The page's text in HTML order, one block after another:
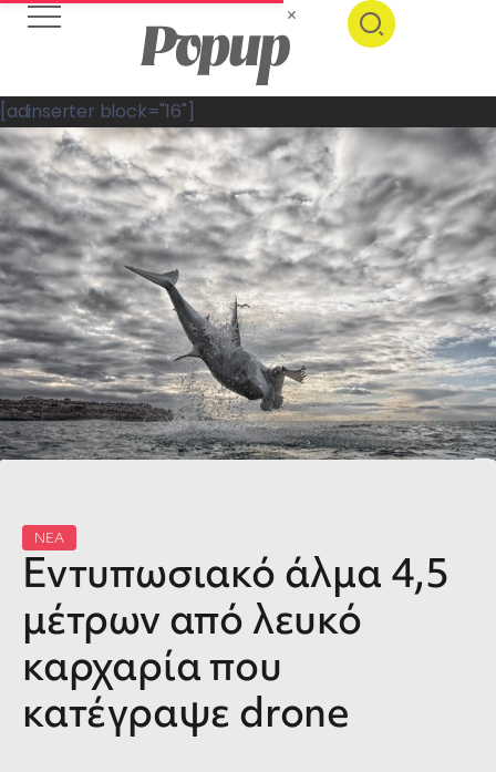
[adinserter block="16"]
ΝΕΑ
Εντυπωσιακό άλμα 4,5
μέτρων από λευκό
καρχαρία που
κατέγραψε drone